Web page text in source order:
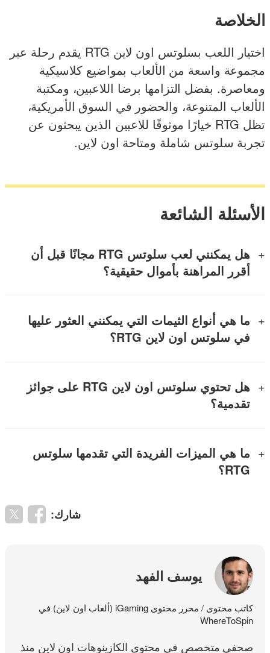
الخلاصة
اختيار اللعب بسلوتس اون لاين RTG يقدم رحلة عبر
مجموعة واسعة من الألعاب بمواضيع كلاسيكية
ومعاصرة. بفضل التزامها برضا اللاعبين، ومكتبة
الألعاب المتنوعة، والحضور في السوق الأمريكية،
تظل RTG خيارًا موثوقًا للاعبين الذين يبحثون عن
تجربة سلوتس شاملة ومتاحة اون لاين.
الأسئلة الشائعة
هل يمكنني لعب سلوتس RTG مجانًا قبل أن
أقرر المراهنة بأموال حقيقية؟
ما هي أنواع الثيمات التي يمكنني العثور عليها
في سلوتس اون لاين RTG؟
هل تحتوي سلوتس اون لاين RTG على جوائز
تقدمية؟
ما هي الميزات الفريدة التي تقدمها سلوتس
RTG؟
شارك:
يوسف الفهد
كاتب محتوى / محرر محتوى iGaming (ألعاب اون لاين) في
WhereToSpin
صحفي متخصص في محتوى الكازينوهات اون لاين منذ